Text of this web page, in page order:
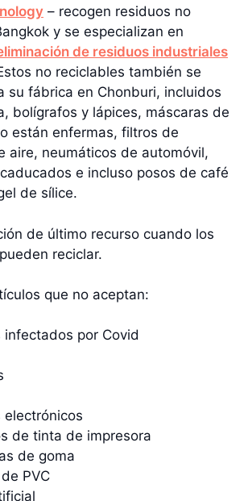
– recogen residuos no
y se especializan en
de residuos industriales
no reciclables también se
su fábrica en Chonburi, incluidos
bolígrafos y lápices, máscaras de
están enfermas, filtros de
aire, neumáticos de automóvil,
e incluso posos de café
de sílice.
de último recurso cuando los
reciclar.
que no aceptan:
infectados por Covid
electrónicos
de tinta de impresora
de goma
PVC